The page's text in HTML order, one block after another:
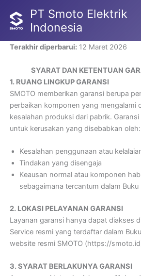
content
PT Smoto Elektrik
Indonesia
Terakhir diperbarui: 12 Maret 2026
SYARAT DAN KETENTUAN
1. RUANG LINGKUP GARANSI
SMOTO memberikan garansi berupa
perbaikan komponen yang mengalami
kesalahan produksi dari pabrik. Garansi
untuk kerusakan yang disebabkan oleh:
Kesalahan penggunaan atau
Tindakan yang disengaja
Keausan normal atau komponen
sebagaimana tercantum dalam Buku
2. LOKASI PELAYANAN GARANSI
Layanan garansi hanya dapat diakses
Service resmi yang terdaftar dalam
website resmi SMOTO (https://
3. SYARAT BERLAKUNYA GARANSI